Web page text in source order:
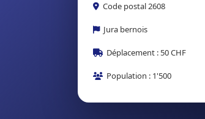
Code postal 2608
Jura bernois
Déplacement : 50 CHF
Population : 1'500